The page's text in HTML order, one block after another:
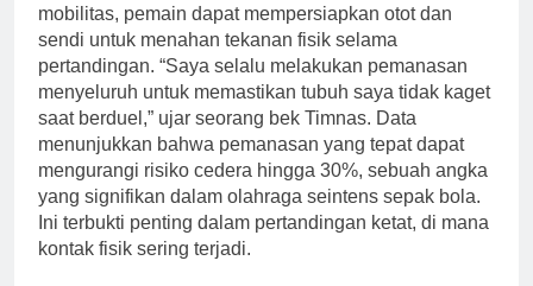
mobilitas, pemain dapat mempersiapkan otot dan
sendi untuk menahan tekanan fisik selama
pertandingan. “Saya selalu melakukan pemanasan
menyeluruh untuk memastikan tubuh saya tidak kaget
saat berduel,” ujar seorang bek Timnas. Data
menunjukkan bahwa pemanasan yang tepat dapat
mengurangi risiko cedera hingga 30%, sebuah angka
yang signifikan dalam olahraga seintens sepak bola.
Ini terbukti penting dalam pertandingan ketat, di mana
kontak fisik sering terjadi.